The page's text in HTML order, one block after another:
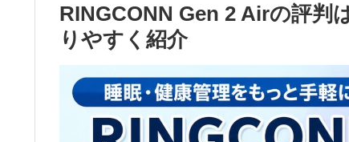
RINGCONN Gen 2 Airの評判
りやすく紹介